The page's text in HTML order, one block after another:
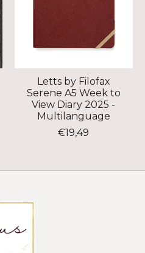
Letts by Filofax
Serene A5 Week to
View Diary 2025 -
Multilanguage
€19,49